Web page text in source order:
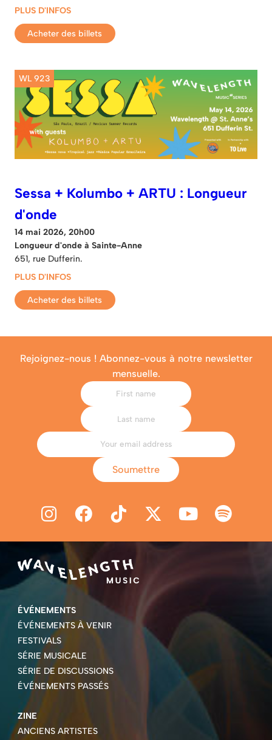
PLUS D'INFOS
Acheter des billets
WL 923
Sessa + Kolumbo + ARTU : Longueur
d'onde
14 mai 2026, 20h00
Longueur d'onde à Sainte-Anne
651, rue Dufferin.
PLUS D'INFOS
Acheter des billets
Rejoignez-nous ! Abonnez-vous à notre newsletter
mensuelle.
Soumettre
ÉVÉNEMENTS
ÉVÉNEMENTS À VENIR
FESTIVALS
SÉRIE MUSICALE
SÉRIE DE DISCUSSIONS
ÉVÉNEMENTS PASSÉS
ZINE
ANCIENS ARTISTES